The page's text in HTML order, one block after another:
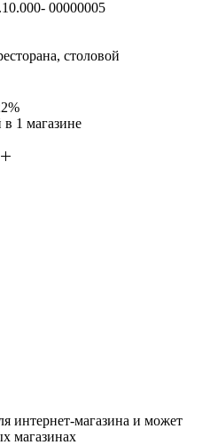
00000005
столовой
в 1 магазине
интернет-магазина и может
магазинах